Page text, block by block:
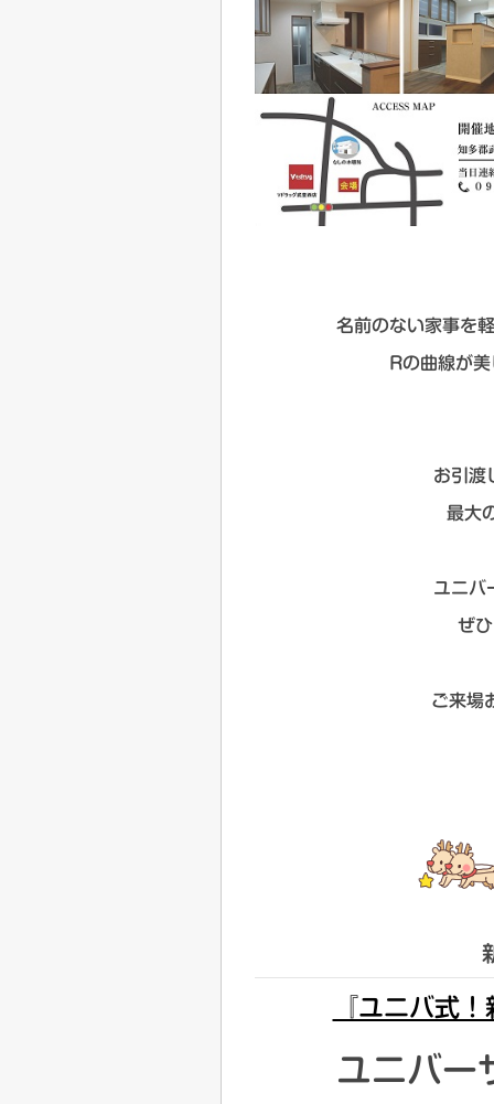
名前のない家事を
Rの曲線が
お引渡
最大
ユニバ
ぜ
ご来場
『ユニバ式
ユニバー